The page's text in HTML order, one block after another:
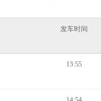
发车时间
13:55